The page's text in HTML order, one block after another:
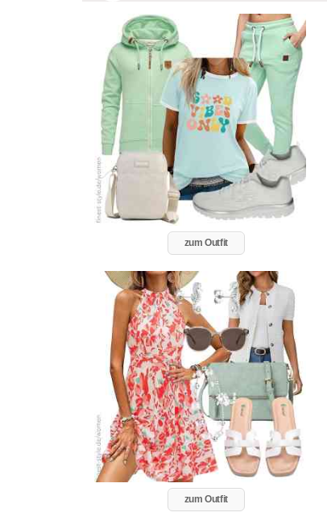
zum Outfit
zum Outfit